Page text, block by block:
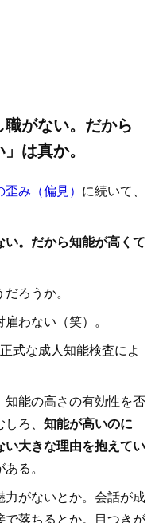
職がない。だから
は真か。
み（偏見） に続いて、
。だから知能が高くて
ろうか。
わない（笑）。
式な成人知能検査によ
能の高さの有効性を否
ろ、 知能が高いのに
い大きな理由を抱えてい
る。
がないとか。会話が成
で落ちるとか。目つきが